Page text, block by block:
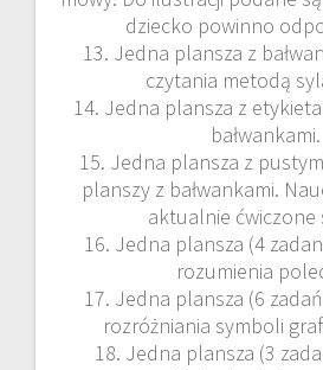
dziecko powinno
13. Jedna plansza z
czytania metodą
14. Jedna plansza z
bałwankami.
15. Jedna plansza z
planszy z bałwankami.
aktualnie ćwiczone
16. Jedna plansza (4
rozumienia
17. Jedna plansza (6
rozróżniania symboli
18. Jedna plansza (3